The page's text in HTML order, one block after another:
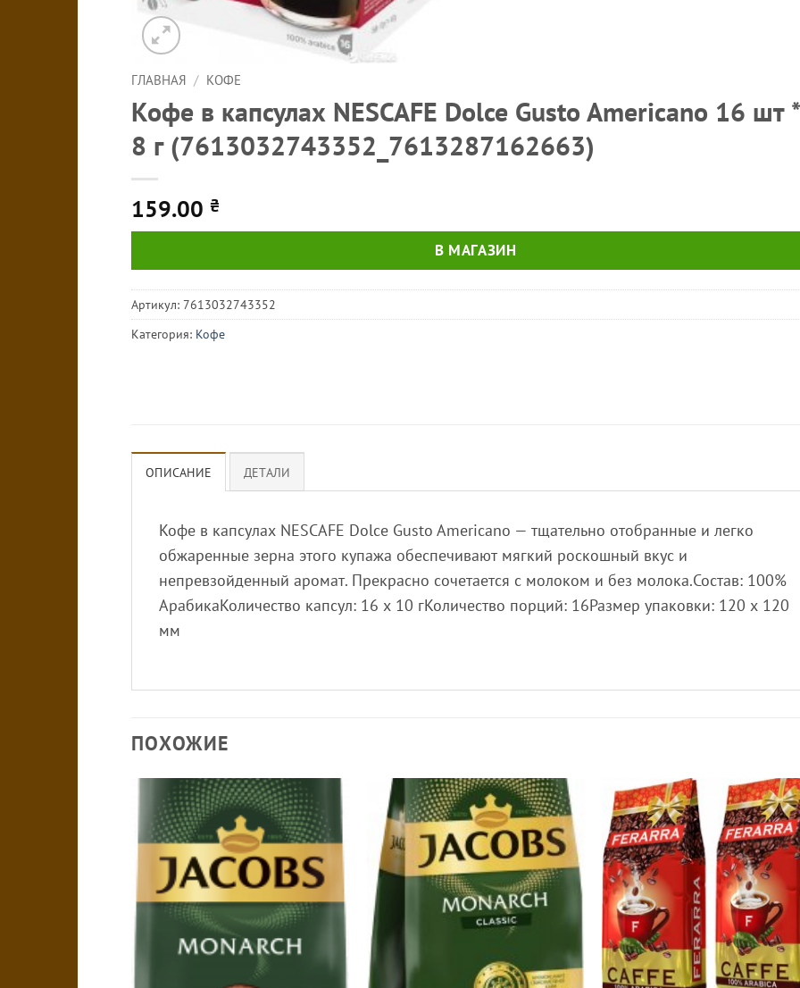
ГЛАВНАЯ / КОФЕ
Кофе в капсулах NESCAFE Dolce Gusto Americano 16 шт *
8 г (7613032743352_7613287162663)
159.00 ₴
В МАГАЗИН
Артикул: 7613032743352
Категория: Кофе
ОПИСАНИЕ ДЕТАЛИ
Кофе в капсулах NESCAFE Dolce Gusto Americano — тщательно отобранные и легко
обжаренные зерна этого купажа обеспечивают мягкий роскошный вкус и
непревзойденный аромат. Прекрасно сочетается с молоком и без молока.Состав: 100%
АрабикаКоличество капсул: 16 х 10 гКоличество порций: 16Размер упаковки: 120 х 120
мм
ПОХОЖИЕ